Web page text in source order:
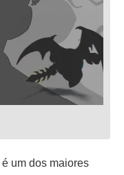
é um dos maiores